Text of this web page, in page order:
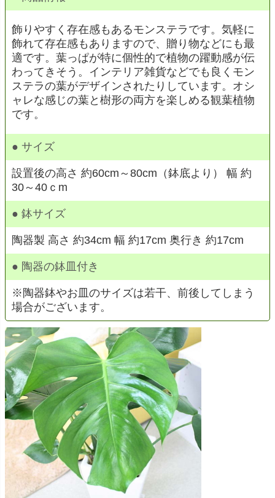
飾りやすく存在感もあるモンステラです。気軽に
飾れて存在感もありますので、贈り物などにも最
適です。葉っぱが特に個性的で植物の躍動感が伝
わってきそう。インテリア雑貨などでも良くモン
ステラの葉がデザインされたりしています。オシ
ャレな感じの葉と樹形の両方を楽しめる観葉植物
です。
● サイズ
設置後の高さ 約60cm～80cm（鉢底より） 幅 約
30～40ｃm
● 鉢サイズ
陶器製 高さ 約34cm 幅 約17cm 奥行き 約17cm
● 陶器の鉢皿付き
※陶器鉢やお皿のサイズは若干、前後してしまう
場合がございます。